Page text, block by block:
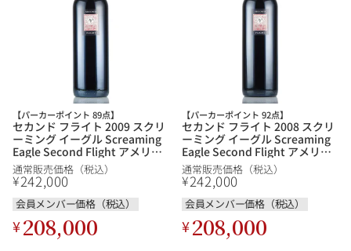
【パーカーポイント 89点】
セカンド フライト 2009 スクリ
ーミング イーグル Screaming
Eagle Second Flight アメリカ
カリフォルニア 赤ワイン
通常販売価格（税込）
¥242,000
会員メンバー価格（税込）
¥208,000
【パーカーポイント 92点】
セカンド フライト 2008 スクリ
ーミング イーグル Screaming
Eagle Second Flight アメリカ
カリフォルニア 赤ワイン
通常販売価格（税込）
¥242,000
会員メンバー価格（税込）
¥208,000